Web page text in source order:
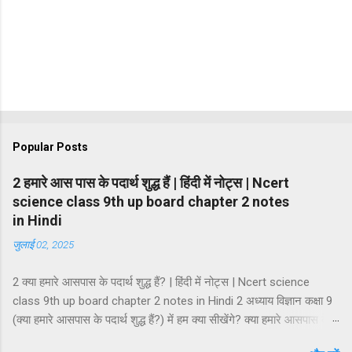
Popular Posts
2 हमारे आस पास के पदार्थ शुद्ध हैं | हिंदी में नोट्स | Ncert
science class 9th up board chapter 2 notes
in Hindi
जुलाई 02, 2025
2 क्या हमारे आसपास के पदार्थ शुद्ध हैं? | हिंदी में नोट्स | Ncert science
class 9th up board chapter 2 notes in Hindi 2 अध्याय विज्ञान कक्षा 9
(क्या हमारे आसपास के पदार्थ शुद्ध हैं?) में हम क्या सीखेंगे? क्या हमारे आसपास के